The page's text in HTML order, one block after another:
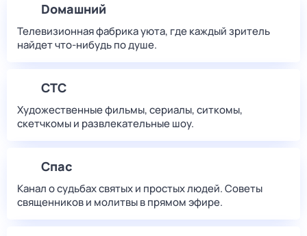
Dомашний
Телевизионная фабрика уюта, где каждый зритель
найдет что‑нибудь по душе.
СТС
Художественные фильмы, сериалы, ситкомы,
скетчкомы и развлекательные шоу.
Спас
Канал о судьбах святых и простых людей. Советы
священников и молитвы в прямом эфире.